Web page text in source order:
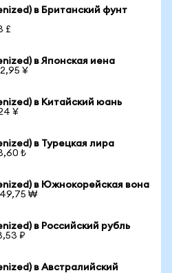
в Британский фунт
£
в Японская иена
¥
в Китайский юань
¥
в Турецкая лира
₺
в Южнокорейская вона
₩
в Российский рубль
₽
в Австралийский